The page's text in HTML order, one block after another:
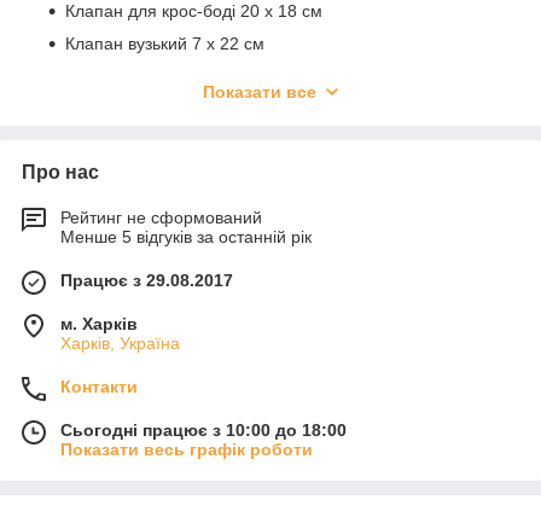
Клапан для крос-боді 20 х 18 см
Клапан вузький 7 х 22 см
Комбінована ручка (шкіра+ланцюг) на карабінах 120
Комбінована ручка (шкіра+ланцюг) на карабінах 130
Ручка на півкільцях 40 х 2,5 см
Дно 20 х 9,5 см щільне
Набір для сумки "мушля": бічні пришивні елементи
Показати все
Про нас
Рейтинг не сформований
Менше 5 відгуків за останній рік
Працює з 29.08.2017
м. Харків
Харків, Україна
Контакти
Сьогодні працює з 10:00 до 18:00
Показати весь графік роботи